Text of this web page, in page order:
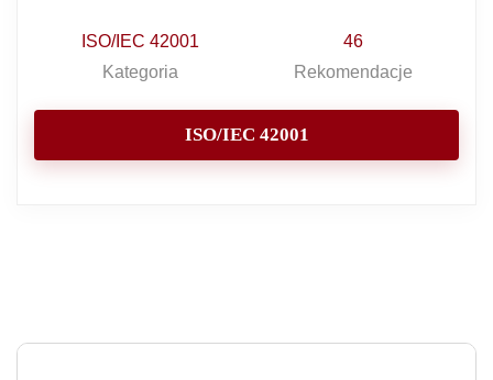
ISO/IEC 42001
Kategoria
46
Rekomendacje
ISO/IEC 42001